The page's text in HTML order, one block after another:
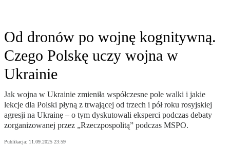
Od dronów po wojnę kognitywną.
Czego Polskę uczy wojna w
Ukrainie
Jak wojna w Ukrainie zmieniła współczesne pole walki i jakie
lekcje dla Polski płyną z trwającej od trzech i pół roku rosyjskiej
agresji na Ukrainę – o tym dyskutowali eksperci podczas debaty
zorganizowanej przez „Rzeczpospolitą” podczas MSPO.
Publikacja: 11.09.2025 23:59